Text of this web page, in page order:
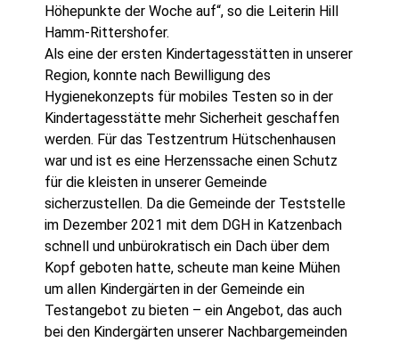
Höhepunkte der Woche auf“, so die Leiterin Hill
Hamm-Rittershofer.
Als eine der ersten Kindertagesstätten in unserer
Region, konnte nach Bewilligung des
Hygienekonzepts für mobiles Testen so in der
Kindertagesstätte mehr Sicherheit geschaffen
werden. Für das Testzentrum Hütschenhausen
war und ist es eine Herzenssache einen Schutz
für die kleisten in unserer Gemeinde
sicherzustellen. Da die Gemeinde der Teststelle
im Dezember 2021 mit dem DGH in Katzenbach
schnell und unbürokratisch ein Dach über dem
Kopf geboten hatte, scheute man keine Mühen
um allen Kindergärten in der Gemeinde ein
Testangebot zu bieten – ein Angebot, das auch
bei den Kindergärten unserer Nachbargemeinden